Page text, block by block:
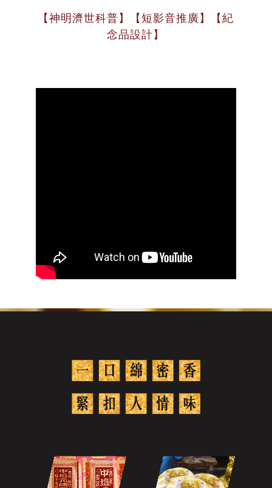
【神明濟世科普】【短影音推廣】【紀
念品設計】